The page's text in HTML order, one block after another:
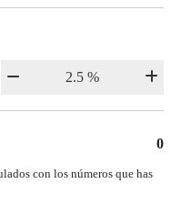
0
con los números que has